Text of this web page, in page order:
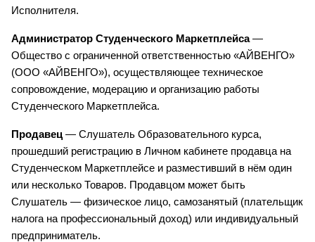
Исполнителя.
Администратор Студенческого Маркетплейса —
Общество с ограниченной ответственностью «АЙВЕНГО»
(ООО «АЙВЕНГО»), осуществляющее техническое
сопровождение, модерацию и организацию работы
Студенческого Маркетплейса.
Продавец — Слушатель Образовательного курса,
прошедший регистрацию в Личном кабинете продавца на
Студенческом Маркетплейсе и разместивший в нём один
или несколько Товаров. Продавцом может быть
Слушатель — физическое лицо, самозанятый (плательщик
налога на профессиональный доход) или индивидуальный
предприниматель.